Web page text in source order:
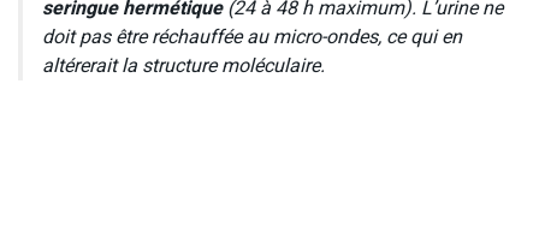
seringue hermétique(24 à 48 h maximum). L’urine ne
doit pas être réchauffée au micro-ondes, ce qui en
altérerait la structure moléculaire.